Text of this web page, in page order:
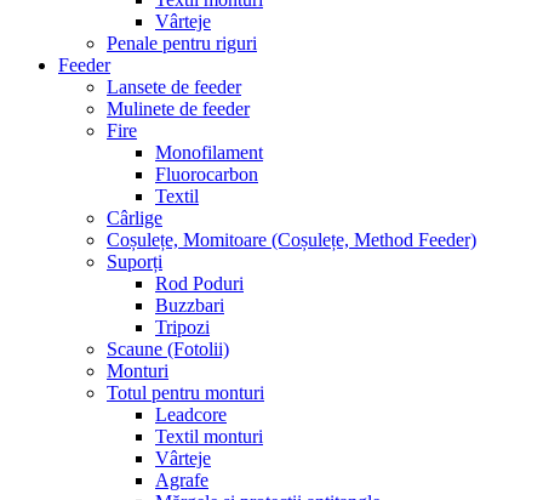
Vârteje
Penale pentru riguri
Feeder
Lansete de feeder
Mulinete de feeder
Fire
Monofilament
Fluorocarbon
Textil
Cârlige
Coșulețe, Momitoare (Coșulețe, Method Feeder)
Suporți
Rod Poduri
Buzzbari
Tripozi
Scaune (Fotolii)
Monturi
Totul pentru monturi
Leadcore
Textil monturi
Vârteje
Agrafe